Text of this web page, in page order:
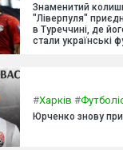
Знаменитий
"Ліверпуля"
в Туреччині, де
стали українські
#Харків #
Юрченко знову